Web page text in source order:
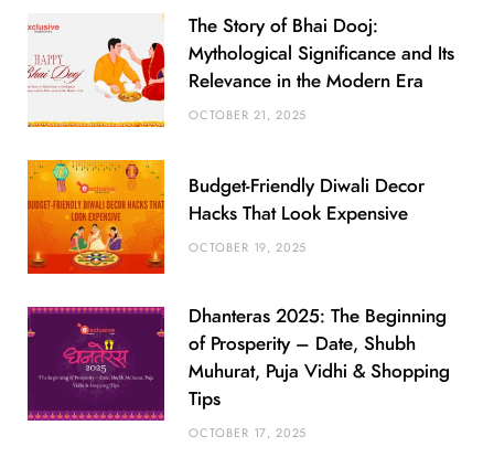
The Story of Bhai Dooj:
Mythological Significance and Its
Relevance in the Modern Era
OCTOBER 21, 2025
Budget-Friendly Diwali Decor
Hacks That Look Expensive
OCTOBER 19, 2025
Dhanteras 2025: The Beginning
of Prosperity – Date, Shubh
Muhurat, Puja Vidhi & Shopping
Tips
OCTOBER 17, 2025